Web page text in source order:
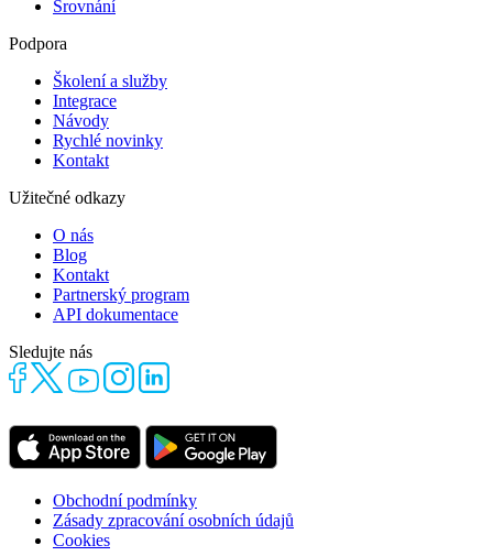
Srovnání
Podpora
Školení a služby
Integrace
Návody
Rychlé novinky
Kontakt
Užitečné odkazy
O nás
Blog
Kontakt
Partnerský program
API dokumentace
Sledujte nás
Obchodní podmínky
Zásady zpracování osobních údajů
Cookies